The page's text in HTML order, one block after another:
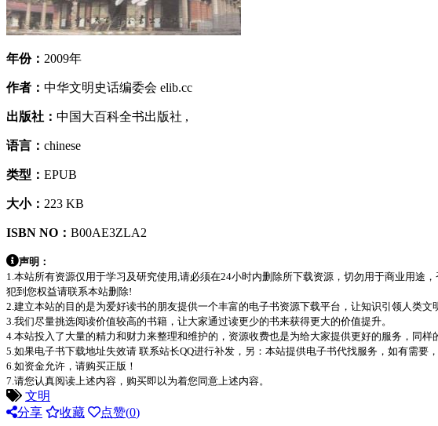
年份： 2009年
作者： 中华文明史话编委会 elib.cc
出版社： 中国大百科全书出版社 ,
语言： chinese
类型： EPUB
大小： 223 KB
ISBN NO： B00AE3ZLA2
声明：
1.本站所有资源仅用于学习及研究使用,请必须在24小时内删除所下载资源，切勿用于商业用
犯到您权益请联系本站删除!
2.建立本站的目的是为爱好读书的朋友提供一个丰富的电子书资源下载平台，让知识引领人类文
3.我们尽量挑选阅读价值较高的书籍，让大家通过读更少的书来获得更大的价值提升。
4.本站投入了大量的精力和财力来整理和维护的，资源收费也是为给大家提供更好的服务，同
5.如果电子书下载地址失效请 联系站长QQ进行补发，另：本站提供电子书代找服务，如有需要，
6.如资金允许，请购买正版！
7.请您认真阅读上述内容，购买即以为着您同意上述内容。
文明
分享
收藏 点赞(0)